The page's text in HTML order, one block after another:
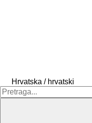
Hrvatska / hrvatski